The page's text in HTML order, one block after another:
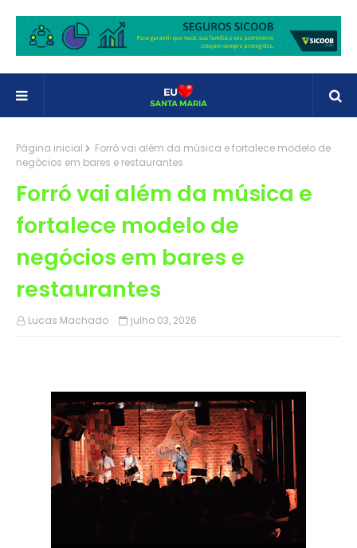
Página inicial
Forró vai além da música e fortalece modelo de
negócios em bares e restaurantes
Forró vai além da música e
fortalece modelo de
negócios em bares e
restaurantes
Lucas Machado julho 03, 2026